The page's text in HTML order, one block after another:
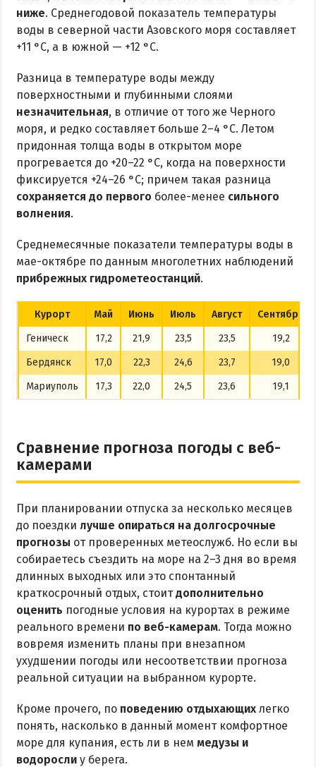
ниже. Среднегодовой показатель температуры
воды в северной части Азовского моря составляет
+11 °C, а в южной — +12 °C.
Разница в температуре воды между
поверхностными и глубинными слоями
незначительная, в отличие от того же Черного
моря, и редко составляет больше 2–4 °C. Летом
придонная толща воды в открытом море
прогревается до +20–22 °C, когда на поверхности
фиксируется +24–26 °C; причем такая разница
сохраняется до первого более-менее сильного
волнения.
Среднемесячные показатели температуры воды в
мае-октябре по данным многолетних наблюдений
прибрежных гидрометеостанций.
Курорт Май Июнь Июль Август
Сентябрь
Геническ
17,2 21,9 23,5 23,5
19,2
Бердянск
17,0 22,3 24,6 23,7
19,0
Мариуполь
17,3 22,0 24,5 23,6 19,1
Сравнение прогноза погоды с веб-
камерами
При планировании отпуска за несколько месяцев
до поездки лучше опираться на долгосрочные
прогнозы от проверенных метеослужб. Но если вы
собираетесь съездить на море на 2–3 дня во время
длинных выходных или это спонтанный
краткосрочный отдых, стоитдополнительно
оценить погодные условия на курортах в режиме
реального времени по веб-камерам. Тогда можно
вовремя изменить планы при внезапном
ухудшении погоды или несоответствии прогноза
реальной ситуации на выбранном курорте.
Кроме прочего, по поведению отдыхающих легко
понять, насколько в данный момент комфортное
море для купания, есть ли в нем медузы и
водоросли у берега.